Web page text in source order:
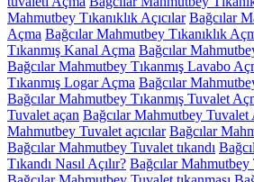
Mahmutbey Tıkanıklık Açıcılar Bağcılar
Açma Bağcılar Mahmutbey Tıkanıklık
Tıkanmış Kanal Açma Bağcılar
Bağcılar Mahmutbey Tıkanmış Lavabo
Tıkanmış Logar Açma Bağcılar
Bağcılar Mahmutbey Tıkanmış Tuvalet
Tuvalet açan Bağcılar Mahmutbey Tuvalet
Mahmutbey Tuvalet açıcılar Bağcılar
Bağcılar Mahmutbey Tuvalet tıkandı
Tıkandı Nasıl Açılır? Bağcılar Mahmutbey